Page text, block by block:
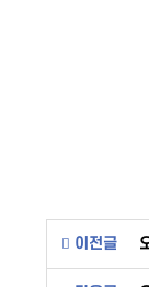
이전글